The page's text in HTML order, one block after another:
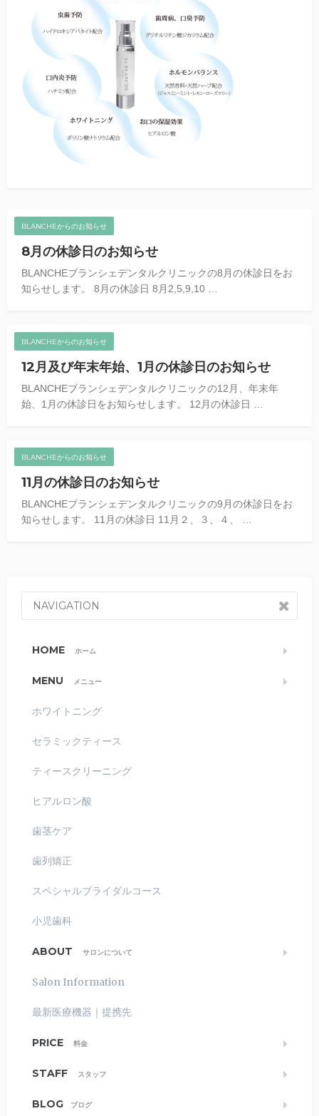
BLANCHEからのお知らせ
8月の休診日のお知らせ
BLANCHEブランシェデンタルクリニックの8月の休診日をお
知らせします。 8月の休診日 8月2,5,9,10 …
BLANCHEからのお知らせ
12月及び年末年始、1月の休診日のお知らせ
BLANCHEブランシェデンタルクリニックの12月、年末年
始、1月の休診日をお知らせします。 12月の休診日 …
BLANCHEからのお知らせ
11月の休診日のお知らせ
BLANCHEブランシェデンタルクリニックの9月の休診日をお
知らせします。 11月の休診日 11月２、３、４、 …
NAVIGATION
HOME ホーム
MENU メニュー
ホワイトニング
セラミックティース
ティースクリーニング
ヒアルロン酸
歯茎ケア
歯列矯正
スペシャルブライダルコース
小児歯科
ABOUT サロンについて
Salon Information
最新医療機器｜提携先
PRICE 料金
STAFF スタッフ
BLOG ブログ